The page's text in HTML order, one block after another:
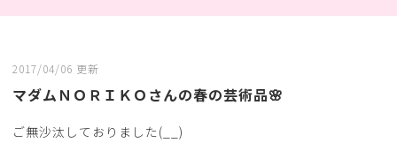
2017/04/06 更新
マダムＮＯＲＩＫＯさんの春の芸術品🌸
ご無沙汰しておりました(__)